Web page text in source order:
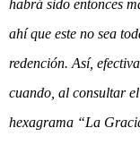
habrá sido entonces
ahí que este no sea
redención. Así,
cuando, al consultar
hexagrama “La